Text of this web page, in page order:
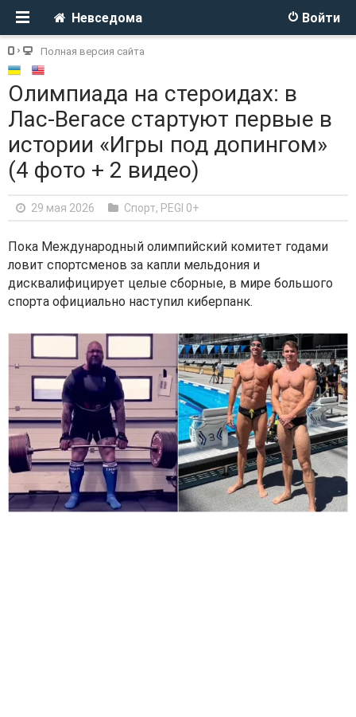
Войти
Невседома
Полная версия сайта
Олимпиада на стероидах: в
Лас-Вегасе стартуют первые в
истории «Игры под допингом»
(4 фото + 2 видео)
29 мая 2026 Спорт, PEGI 0+
Пока Международный олимпийский комитет годами
ловит спортсменов за капли мельдония и
дисквалифицирует целые сборные, в мире большого
спорта официально наступил киберпанк.